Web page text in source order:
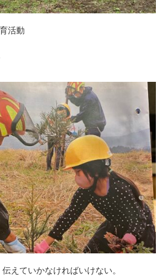
活動
えていかなければいけない。